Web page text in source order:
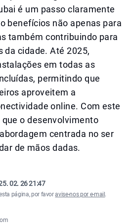
é um passo claramente
benefícios não apenas para
também contribuindo para
da cidade. Até 2025,
em todas as
permitindo que
aproveitem a
online. Com este
que o desenvolvimento
centrada no ser
de mãos dadas.
02. 26 21:47
página, por favoravise-nos por e-mail .